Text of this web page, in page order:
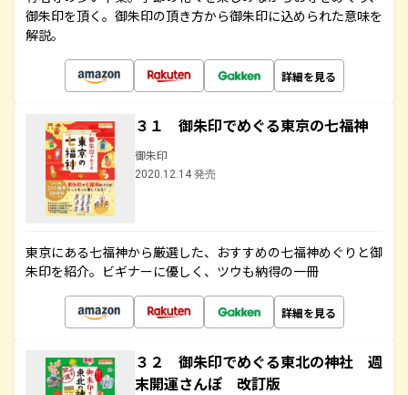
御朱印を頂く。御朱印の頂き方から御朱印に込められた意味を
解説。
詳細を見る
３１ 御朱印でめぐる東京の七福神
御朱印
2020.12.14 発売
東京にある七福神から厳選した、おすすめの七福神めぐりと御
朱印を紹介。ビギナーに優しく、ツウも納得の一冊
詳細を見る
３２ 御朱印でめぐる東北の神社 週
末開運さんぽ 改訂版